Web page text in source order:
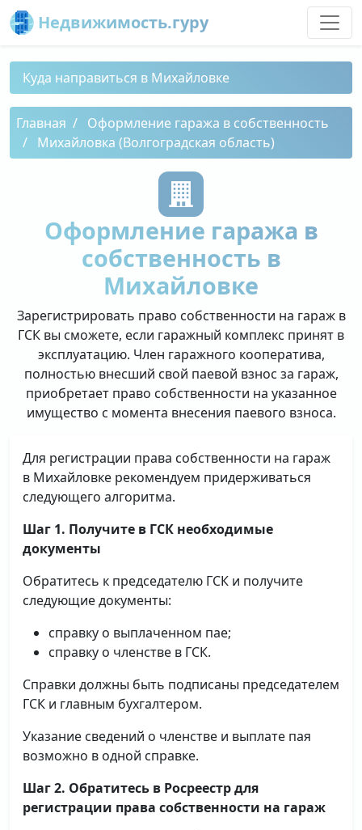
Недвижимость.гуру
Куда направиться в Михайловке
Главная
Оформление гаража в собственность
Михайловка (Волгоградская область)
Оформление гаража в
собственность в
Михайловке
Зарегистрировать право собственности на гараж в
ГСК вы сможете, если гаражный комплекс принят в
эксплуатацию. Член гаражного кооператива,
полностью внесший свой паевой взнос за гараж,
приобретает право собственности на указанное
имущество с момента внесения паевого взноса.
Для регистрации права собственности на гараж
в Михайловке рекомендуем придерживаться
следующего алгоритма.
Шаг 1. Получите в ГСК необходимые
документы
Обратитесь к председателю ГСК и получите
следующие документы:
справку о выплаченном пае;
справку о членстве в ГСК.
Справки должны быть подписаны председателем
ГСК и главным бухгалтером.
Указание сведений о членстве и выплате пая
возможно в одной справке.
Шаг 2. Обратитесь в Росреестр для
регистрации права собственности на гараж